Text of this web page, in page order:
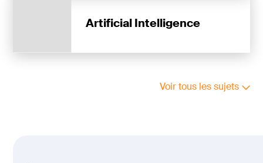
Artificial Intelligence
Voir tous les sujets